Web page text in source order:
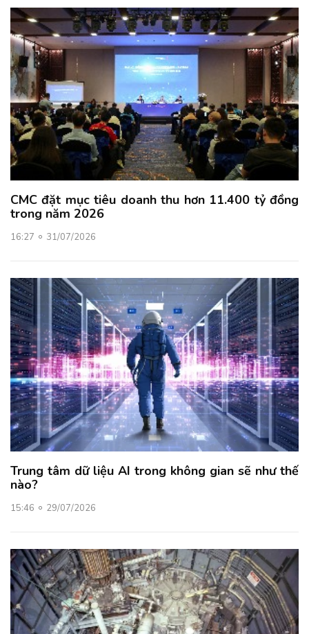
CMC đặt mục tiêu doanh thu hơn 11.400 tỷ đồng
trong năm 2026
16:27 31/07/2026
Trung tâm dữ liệu AI trong không gian sẽ như thế
nào?
15:46 29/07/2026